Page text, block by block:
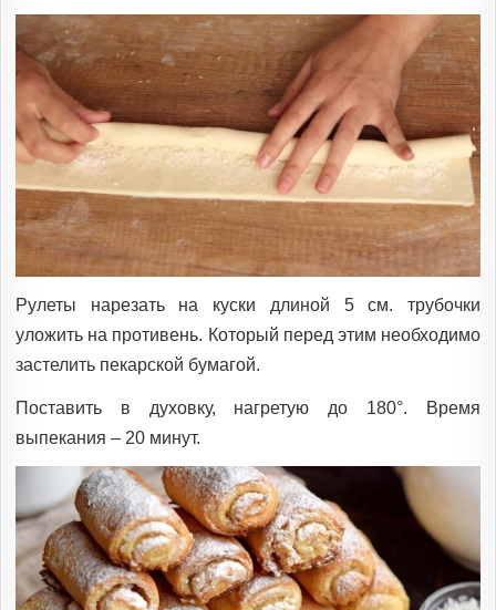
Рулеты нарезать на куски длиной 5 см. трубочки
уложить на противень. Который перед этим необходимо
застелить пекарской бумагой.
Поставить в духовку, нагретую до 180°. Время
выпекания – 20 минут.